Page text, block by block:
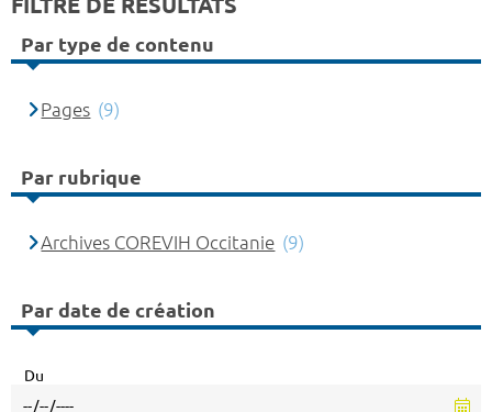
FILTRE DE RÉSULTATS
Par type de contenu
Pages (9)
Par rubrique
Archives COREVIH Occitanie (9)
Par date de création
Du